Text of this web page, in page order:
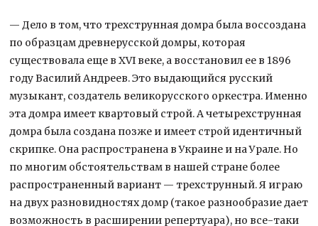
— Дело в том, что трехструнная домра была воссоздана
по образцам древнерусской домры, которая
существовала еще в XVI веке, а восстановил ее в 1896
году Василий Андреев. Это выдающийся русский
музыкант, создатель великорусского оркестра. Именно
эта домра имеет квартовый строй. А четырехструнная
домра была создана позже и имеет строй идентичный
скрипке. Она распространена в Украине и на Урале. Но
по многим обстоятельствам в нашей стране более
распространенный вариант — трехструнный. Я играю
на двух разновидностях домр (такое разнообразие дает
возможность в расширении репертуара), но все-таки